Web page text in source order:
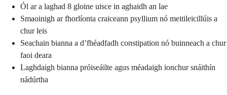
Ól ar a laghad 8 gloine uisce in aghaidh an lae
Smaoinigh ar fhorlíonta craiceann psyllium nó meitileicillúis a
chur leis
Seachain bianna a d’fhéadfadh constipation nó buinneach a chur
faoi deara
Laghdaigh bianna próiseáilte agus méadaigh ionchur snáithín
nádúrtha